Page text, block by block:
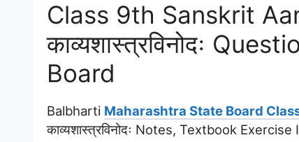
Class 9th Sanskrit
काव्यशास्त्रविनोदः
Board
Balbharti Maharashtra State Board
काव्यशास्त्रविनोदः Notes, Textbook